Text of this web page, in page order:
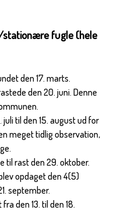
fugle (hele
den 17. marts.
den 20. juni. Denne
juli til den 15. august ud for
meget tidlig observation,
til rast den 29. oktober.
opdaget den 4(5)
september.
den 13. til den 18.